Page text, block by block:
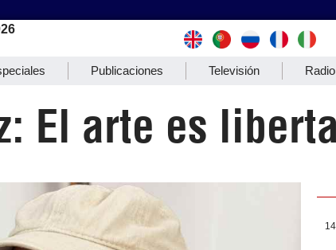
Publicaciones Televisión Radio
El arte es